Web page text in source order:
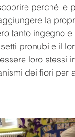
perché le
la
tanto ingegno
pronubi e il
loro stessi
dei fiori per